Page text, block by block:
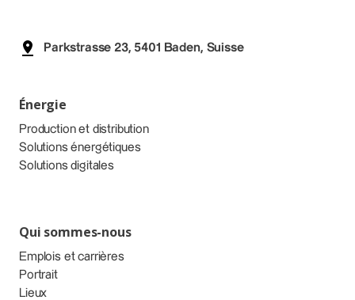
Parkstrasse 23, 5401 Baden, Suisse
Énergie
Production et distribution
Solutions énergétiques
Solutions digitales
Qui sommes-nous
Emplois et carrières
Portrait
Lieux